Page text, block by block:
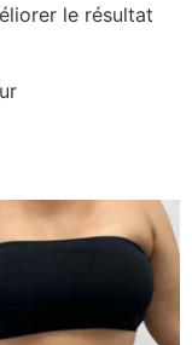
le résultat